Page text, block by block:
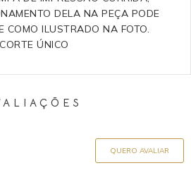
DELA NA PEÇA PODE
COMO ILUSTRADO NA FOTO.
ÚNICO
QUERO AVALIAR